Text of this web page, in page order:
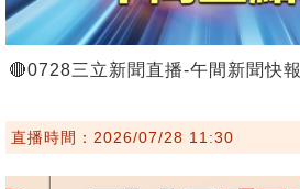
🔴0728三立新聞直播-午間新聞快報
直播時間：2026/07/28 11:30